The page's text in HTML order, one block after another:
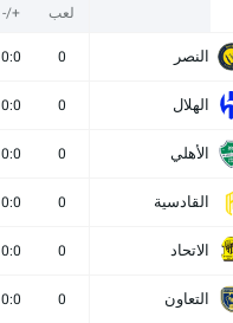
لعب +/-
النصر 0
0:0
الهلال 0
0:0
الأهلي 0
0:0
القادسية 0
0:0
الاتحاد 0
0:0
التعاون 0
0:0